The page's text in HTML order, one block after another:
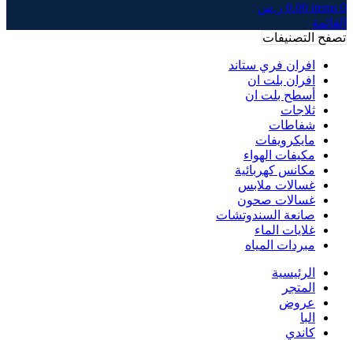
0
items
0.00 ر.س
القائمة
تصفح التصنيفات
افران فري ستاند
افران بلت ان
أسطح بلت ان
ثلاجات
شفاطات
مايكرويفات
مكيفات الهواء
مكانس كهربائية
غسالات ملابس
غسالات صحون
صانعة السندوتشات
غلايات الماء
مبردات المياه
الرئيسية
المتجر
عروض
البا
كاندي